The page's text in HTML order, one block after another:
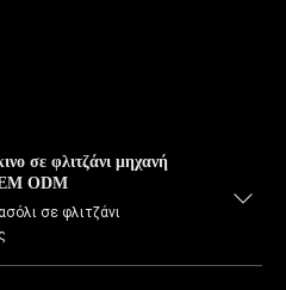
σε φλιτζάνι μηχανή
ODM
σε φλιτζάνι